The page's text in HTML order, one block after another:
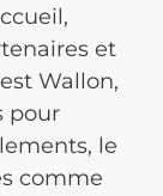
et
Wallon,
pour
le
comme